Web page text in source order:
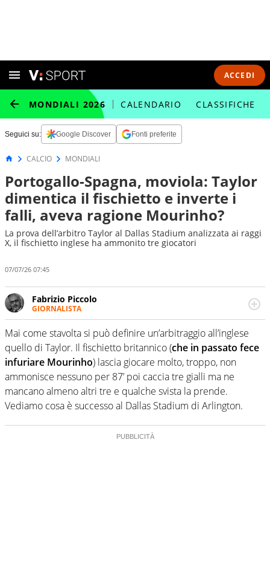
ACCEDI
MONDIALI 2026 CALENDARIO CLASSIFICHE
Seguici su: Google Discover Fonti preferite
CALCIO MONDIALI
Portogallo-Spagna, moviola: Taylor
dimentica il fischietto e inverte i
falli, aveva ragione Mourinho?
La prova dell’arbitro Taylor al Dallas Stadium analizzata ai raggi
X, il fischietto inglese ha ammonito tre giocatori
07/07/26 07:45
Fabrizio Piccolo
GIORNALISTA
Nella sua carriera ha seguito numerose manifestazioni
sportive e collaborato con agenzie e testate. Esperienza,
competenza, conoscenza e memoria storica. Si occupa
prevalentemente di calcio
Mai come stavolta si può definire un’arbitraggio all’inglese
quello di Taylor. Il fischietto britannico (che in passato fece
infuriare Mourinho) lascia giocare molto, troppo, non
ammonisce nessuno per 87’ poi caccia tre gialli ma ne
mancano almeno altri tre e qualche svista la prende.
Vediamo cosa è successo al Dallas Stadium di Arlington.